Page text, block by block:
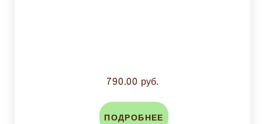
790.00 руб.
ПОДРОБНЕЕ